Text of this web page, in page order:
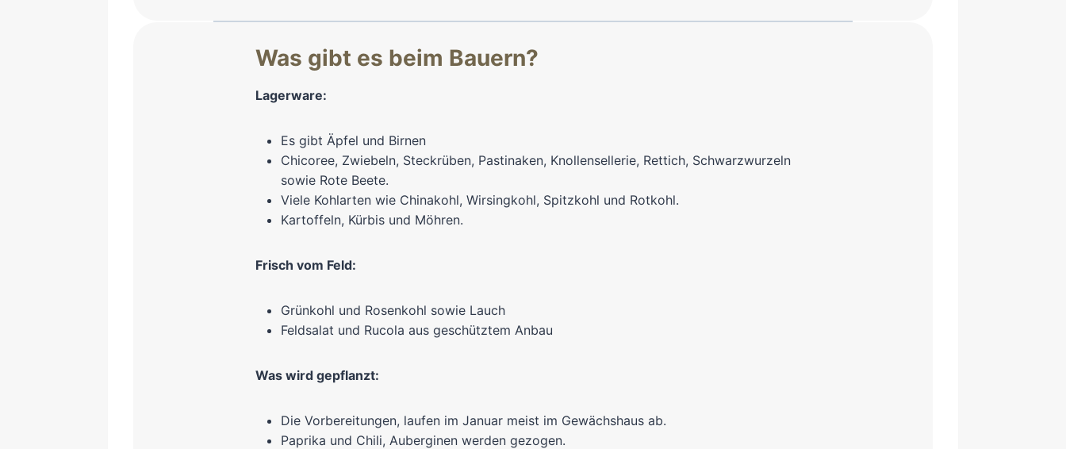
Was gibt es beim Bauern?
Lagerware:
Es gibt Äpfel und Birnen
Chicoree, Zwiebeln, Steckrüben, Pastinaken, Knollensellerie, Rettich, Schwarzwurzeln
sowie Rote Beete.
Viele Kohlarten wie Chinakohl, Wirsingkohl, Spitzkohl und Rotkohl.
Kartoffeln, Kürbis und Möhren.
Frisch vom Feld:
Grünkohl und Rosenkohl sowie Lauch
Feldsalat und Rucola aus geschütztem Anbau
Was wird gepflanzt:
Die Vorbereitungen, laufen im Januar meist im Gewächshaus ab.
Paprika und Chili, Auberginen werden gezogen.